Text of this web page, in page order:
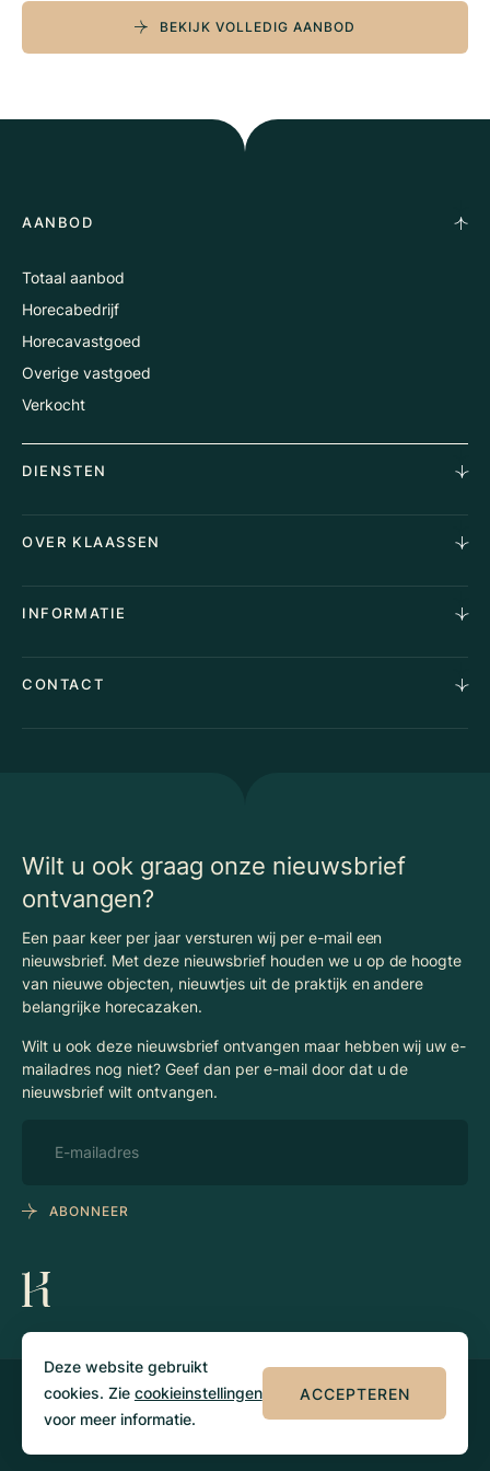
BEKIJK VOLLEDIG AANBOD
Deze website gebruikt
cookies. Zie cookieinstellingen
voor meer informatie.
ACCEPTEREN
AANBOD
Totaal aanbod
Horecabedrijf
Horecavastgoed
Overige vastgoed
Verkocht
DIENSTEN
Aankoopopdracht
Stille verkoop
Taxaties
Advies
OVER KLAASSEN
Waarom Klaassen
Vacatures
Algemene voorwaarden
INFORMATIE
Vergunningen
CONTACT
Wilt u ook graag onze nieuwsbrief
ontvangen?
Een paar keer per jaar versturen wij per e-mail een
nieuwsbrief. Met deze nieuwsbrief houden we u op de hoogte
van nieuwe objecten, nieuwtjes uit de praktijk en andere
belangrijke horecazaken.
Wilt u ook deze nieuwsbrief ontvangen maar hebben wij uw e-
mailadres nog niet? Geef dan per e-mail door dat u de
nieuwsbrief wilt ontvangen.
ABONNEER
© 2026 Klaassen
Horecamakelaars
Privacy
Algemene
voorwaarden